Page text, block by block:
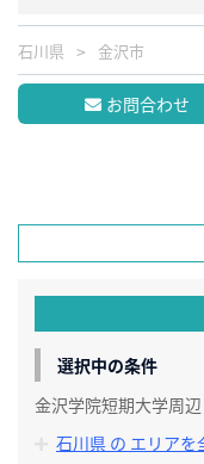
石川県 金沢市
お問合わせ
選択中の条件
金沢学院短期大学周辺
石川県 の エリアを